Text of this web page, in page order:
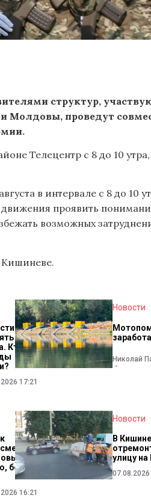
структур,
Молдовы, проведут
Телецентр с 8 до 10 утра,
в интервале с 8 до 10
проявить
возможных
Кишиневе.
Кто
17:21
Новости
Николай
Они
боясь
16:21
Новости
В
улицу на
07.08.2026